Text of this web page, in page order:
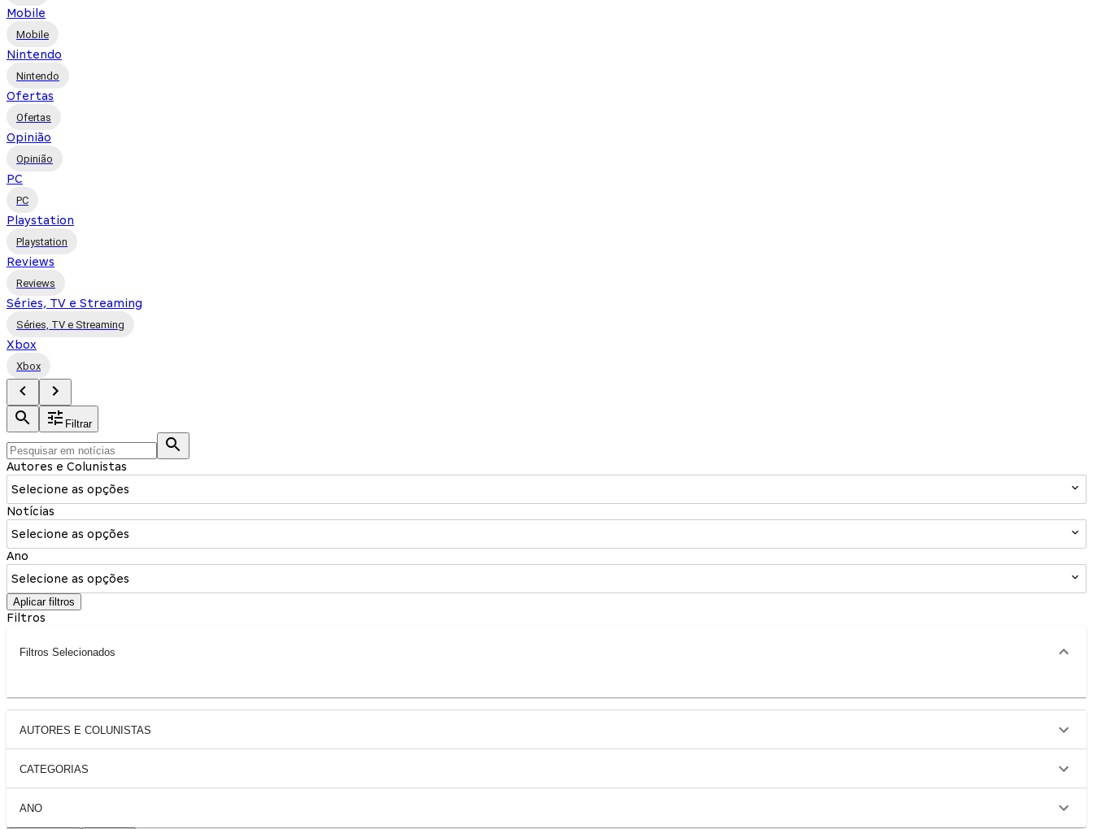
Mobile
Mobile
Nintendo
Nintendo
Ofertas
Ofertas
Opinião
Opinião
PC
PC
Playstation
Playstation
Reviews
Reviews
Séries, TV e Streaming
Séries, TV e Streaming
Xbox
Xbox
Filtrar
Autores e Colunistas
Selecione as opções
Notícias
Selecione as opções
Ano
Selecione as opções
Aplicar filtros
Filtros
Filtros Selecionados
AUTORES E COLUNISTAS
CATEGORIAS
ANO